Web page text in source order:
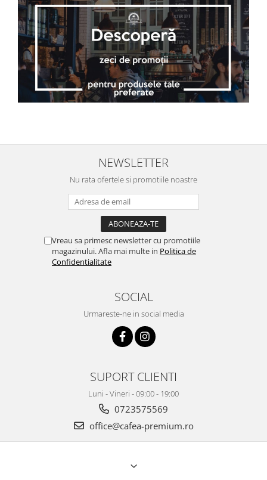
NEWSLETTER
Nu rata ofertele si promotiile noastre
Vreau sa primesc newsletter cu promotiile
magazinului. Afla mai multe in Politica de
Confidentialitate
SOCIAL
Urmareste-ne in social media
SUPORT CLIENTI
Luni - Vineri - 09:00 - 19:00
0723575569
office@cafea-premium.ro